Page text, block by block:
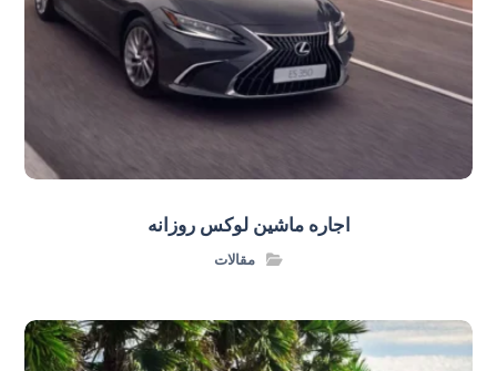
اجاره ماشین لوکس روزانه
مقالات